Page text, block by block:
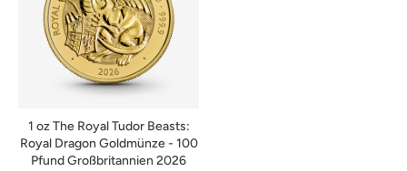
1 oz The Royal Tudor Beasts:
Royal Dragon Goldmünze - 100
Pfund Großbritannien 2026